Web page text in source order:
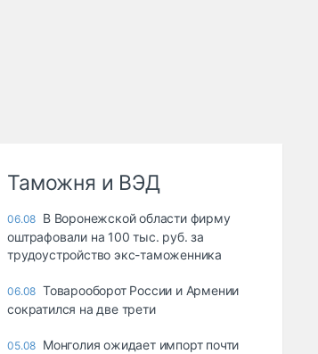
Таможня и ВЭД
06.08 В Воронежской области фирму
оштрафовали на 100 тыс. руб. за
трудоустройство экс-таможенника
06.08 Товарооборот России и Армении
сократился на две трети
05.08 Монголия ожидает импорт почти